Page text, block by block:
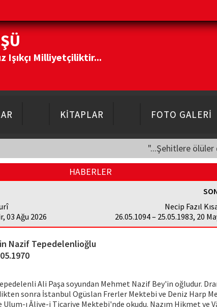
Işıkçı Milliyetçiliktir...
KİTAPLAR FOTO GALERİ
"...Şehitlere
HABERLER
03 Ağu 2026
Necip Fazıl
26.05.1094 – 25.05.1983, 20
Nazif Tepedelenlioğlu
Ali Paşa soyundan Mehmet Nazif Bey'in oğludur.
sonra İstanbul Ogüslan Frerler Mektebi ve Deniz Harp
Ulum-ı Âliye-i Ticariye Mektebi'nde okudu. Nazım Hikmet ve